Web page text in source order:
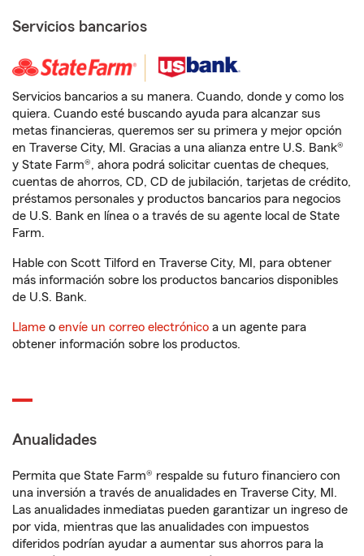
Servicios bancarios
Servicios bancarios a su manera. Cuando, donde y como los
quiera. Cuando esté buscando ayuda para alcanzar sus
metas financieras, queremos ser su primera y mejor opción
en Traverse City, MI. Gracias a una alianza entre U.S. Bank®
y State Farm®, ahora podrá solicitar cuentas de cheques,
cuentas de ahorros, CD, CD de jubilación, tarjetas de crédito,
préstamos personales y productos bancarios para negocios
de U.S. Bank en línea o a través de su agente local de State
Farm.
Hable con Scott Tilford en Traverse City, MI, para obtener
más información sobre los productos bancarios disponibles
de U.S. Bank.
Llame o envíe un correo electrónico a un agente para
obtener información sobre los productos.
Anualidades
Permita que State Farm® respalde su futuro financiero con
una inversión a través de anualidades en Traverse City, MI.
Las anualidades inmediatas pueden garantizar un ingreso de
por vida, mientras que las anualidades con impuestos
diferidos podrían ayudar a aumentar sus ahorros para la